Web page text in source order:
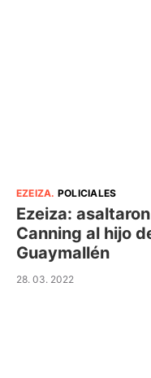
EZEIZA. POLICIALES
Ezeiza:
Canning al hijo
Guaymallén
28. 03. 2022